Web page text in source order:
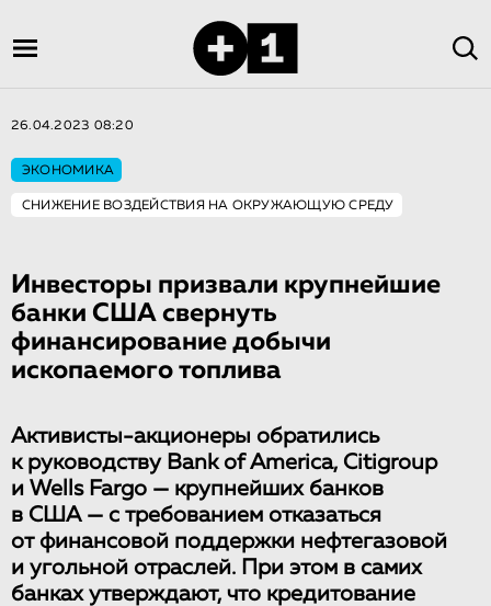
26.04.2023 08:20
ЭКОНОМИКА
СНИЖЕНИЕ ВОЗДЕЙСТВИЯ НА ОКРУЖАЮЩУЮ СРЕДУ
Инвесторы призвали крупнейшие
банки США свернуть
финансирование добычи
ископаемого топлива
Активисты-акционеры обратились
к руководству Bank of America, Citigroup
и Wells Fargo — крупнейших банков
в США — с требованием отказаться
от финансовой поддержки нефтегазовой
и угольной отраслей. При этом в самих
банках утверждают, что кредитование